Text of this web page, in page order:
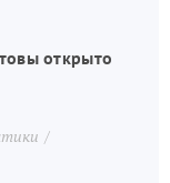
открыто